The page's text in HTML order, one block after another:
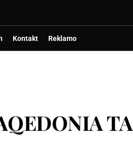
Kontakt Reklamo
TA